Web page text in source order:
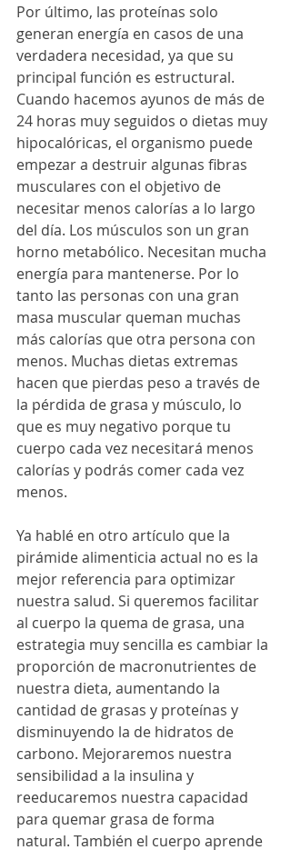
Por último, las proteínas solo
generan energía en casos de una
verdadera necesidad, ya que su
principal función es estructural.
Cuando hacemos ayunos de más de
24 horas muy seguidos o dietas muy
hipocalóricas, el organismo puede
empezar a destruir algunas fibras
musculares con el objetivo de
necesitar menos calorías a lo largo
del día. Los músculos son un gran
horno metabólico. Necesitan mucha
energía para mantenerse. Por lo
tanto las personas con una gran
masa muscular queman muchas
más calorías que otra persona con
menos. Muchas dietas extremas
hacen que pierdas peso a través de
la pérdida de grasa y músculo, lo
que es muy negativo porque tu
cuerpo cada vez necesitará menos
calorías y podrás comer cada vez
menos.
Ya hablé en otro artículo que la
pirámide alimenticia actual no es la
mejor referencia para optimizar
nuestra salud. Si queremos facilitar
al cuerpo la quema de grasa, una
estrategia muy sencilla es cambiar la
proporción de macronutrientes de
nuestra dieta, aumentando la
cantidad de grasas y proteínas y
disminuyendo la de hidratos de
carbono. Mejoraremos nuestra
sensibilidad a la insulina y
reeducaremos nuestra capacidad
para quemar grasa de forma
natural. También el cuerpo aprende